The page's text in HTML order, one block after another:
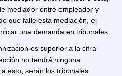
pagadas en cuotas.
de remuneracionesde
y formatos de documentos